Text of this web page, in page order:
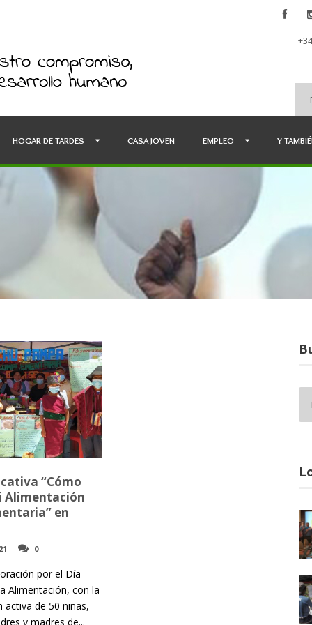
HOGAR DE TARDES CASA JOVEN EMPLEO Y
“Cómo
Alimentación
en
0
por el Día
Alimentación, con la
activa de 50 niñas,
y madres de...